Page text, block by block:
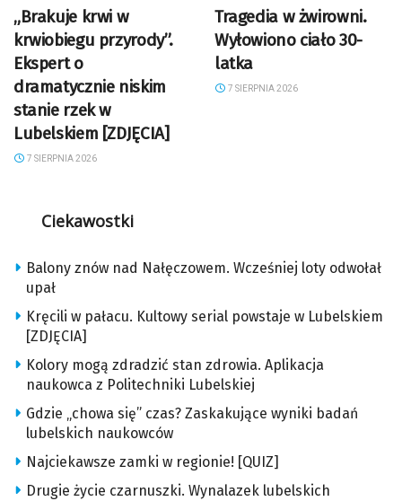
„Brakuje krwi w
krwiobiegu przyrody”.
Ekspert o
dramatycznie niskim
stanie rzek w
Lubelskiem [ZDJĘCIA]
7 SIERPNIA 2026
Tragedia w żwirowni.
Wyłowiono ciało 30-
latka
7 SIERPNIA 2026
Ciekawostki
Balony znów nad Nałęczowem. Wcześniej loty odwołał
upał
Kręcili w pałacu. Kultowy serial powstaje w Lubelskiem
[ZDJĘCIA]
Kolory mogą zdradzić stan zdrowia. Aplikacja
naukowca z Politechniki Lubelskiej
Gdzie „chowa się” czas? Zaskakujące wyniki badań
lubelskich naukowców
Najciekawsze zamki w regionie! [QUIZ]
Drugie życie czarnuszki. Wynalazek lubelskich